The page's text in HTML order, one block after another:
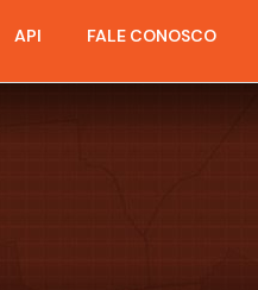
API FALE CONOSCO